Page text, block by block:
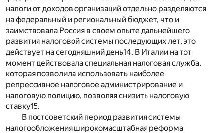
налоги от доходов организаций отдельно разделяются
на федеральный и региональный бюджет, что и
заимствовала Россия в своем опыте дальнейшего
развития налоговой системы последующих лет, это
действует на сегодняшний день14. В Италии на тот
момент действовала специальная налоговая служба,
которая позволила использовать наиболее
репрессивное налоговое администрирование и
налоговую полицию, позволяя снизить налоговую
ставку15.
В постсоветский период развития системы
налогообложения широкомасштабная реформа